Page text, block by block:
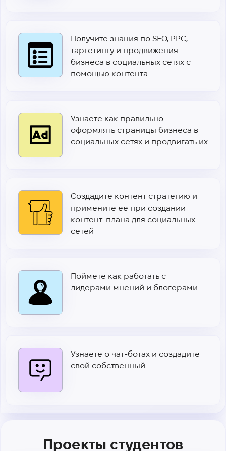
Получите знания по SEO, PPC,
таргетингу и продвижения
бизнеса в социальных сетях с
помощью контента
Узнаете как правильно
оформлять страницы бизнеса в
социальных сетях и продвигать их
Создадите контент стратегию и
примените ее при создании
контент-плана для социальных
сетей
Поймете как работать с
лидерами мнений и блогерами
Узнаете о чат-ботах и создадите
свой собственный
Проекты студентов